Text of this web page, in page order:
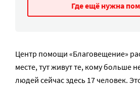
Где ещё нужна
Центр помощи «Благовещение»
месте, тут живут те, кому больше
людей сейчас здесь 17 человек.